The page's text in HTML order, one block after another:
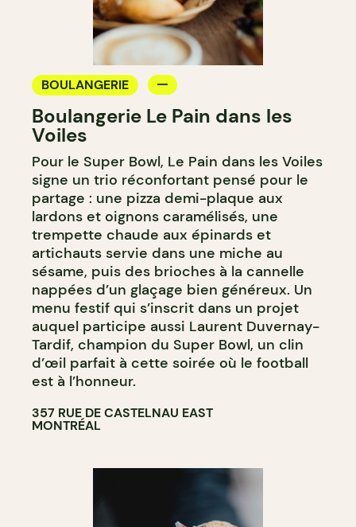
BOULANGERIE
Boulangerie Le Pain dans les
Voiles
Pour le Super Bowl, Le Pain dans les Voiles
signe un trio réconfortant pensé pour le
partage : une pizza demi-plaque aux
lardons et oignons caramélisés, une
trempette chaude aux épinards et
artichauts servie dans une miche au
sésame, puis des brioches à la cannelle
nappées d’un glaçage bien généreux. Un
menu festif qui s’inscrit dans un projet
auquel participe aussi Laurent Duvernay-
Tardif, champion du Super Bowl, un clin
d’œil parfait à cette soirée où le football
est à l’honneur.
357 RUE DE CASTELNAU EAST
MONTRÉAL